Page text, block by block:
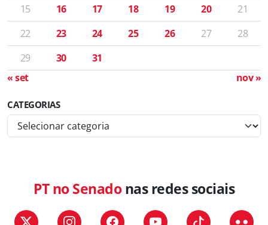
15
16 17 18 19 20
21
22
23 24 25 26 27
28
29
30
31
« set
nov »
CATEGORIAS
a
PT no Senadonas redes sociais